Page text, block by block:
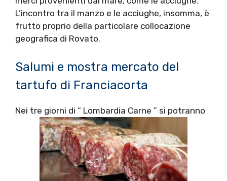
L’incontro tra il manzo e le acciughe, insomma, è
frutto proprio della particolare collocazione
geografica di Rovato.
Salumi e mostra mercato del
tartufo di Franciacorta
Nei tre giorni di “ Lombardia Carne ” si potranno